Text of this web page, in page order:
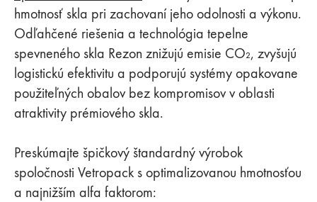
hmotnosť skla pri zachovaní jeho odolnosti a výkonu.
Odľahčené riešenia a technológia tepelne
spevneného skla Rezon znižujú emisie CO₂, zvyšujú
logistickú efektivitu a podporujú systémy opakovane
použiteľných obalov bez kompromisov v oblasti
atraktivity prémiového skla.
Preskúmajte špičkový štandardný výrobok
spoločnosti Vetropack s optimalizovanou hmotnosťou
a najnižším alfa faktorom: